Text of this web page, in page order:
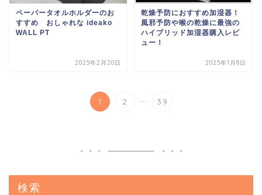
ペーパータオルホルダーのお
すすめ おしゃれな ideako
WALL PT
2025年2月20日
乾燥予防におすすめ加湿器！
風邪予防や喉の乾燥に最強の
ハイブリッド加湿器購入レビ
ュー！
2025年1月8日
1 2 ... 39
検索